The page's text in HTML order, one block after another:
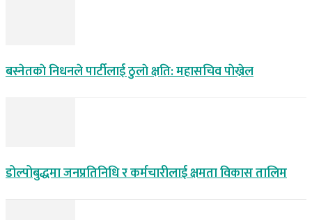
बस्नेतकाे निधनले पार्टीलाई ठुलाे क्षति: महासचिव पाेख्रेल
डोल्पोबुद्धमा जनप्रतिनिधि र कर्मचारीलाई क्षमता विकास तालिम